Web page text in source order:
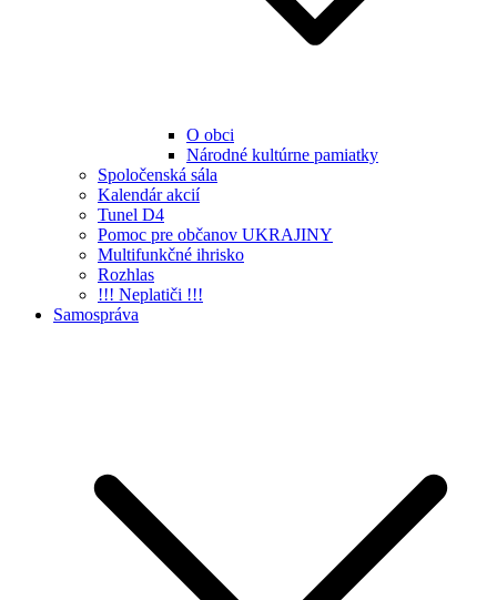
O obci
Národné kultúrne pamiatky
Spoločenská sála
Kalendár akcií
Tunel D4
Pomoc pre občanov UKRAJINY
Multifunkčné ihrisko
Rozhlas
!!! Neplatiči !!!
Samospráva